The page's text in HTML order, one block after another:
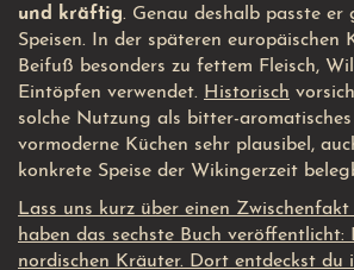
und kräftig. Genau deshalb passte er
Speisen. In der späteren europäischen
Beifuß besonders zu fettem Fleisch,
Eintöpfen verwendet. Historisch
solche Nutzung als bitter-
vormoderne Küchen sehr plausibel,
konkrete Speise der Wikingerzeit
Lass uns kurz über einen
haben das sechste Buch veröffentlicht:
nordischen Kräuter. Dort entdeckst du